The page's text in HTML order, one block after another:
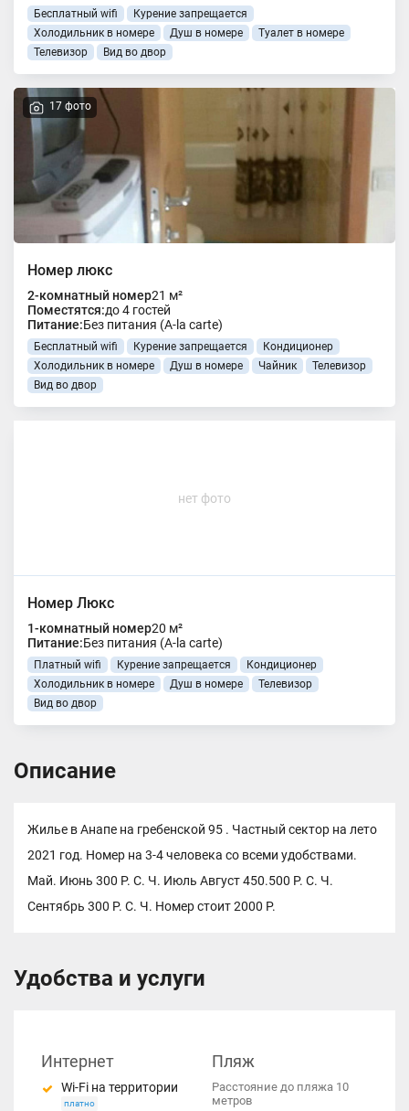
Бесплатный wifi
Курение запрещается
Холодильник в номере
Душ в номере
Туалет в номере
Телевизор
Вид во двор
17 фото
Номер люкс
2-комнатный номер21 м²
Поместятся:до 4 гостей
Питание:Без питания (A-la carte)
Бесплатный wifi Курение запрещается
Кондиционер
Холодильник в номере
Душ в номере Чайник
Телевизор
Вид во двор
нет фото
Номер Люкс
1-комнатный номер20 м²
Питание:Без питания (A-la carte)
Платный wifi Курение запрещается
Кондиционер
Холодильник в номере
Душ в номере
Телевизор
Вид во двор
Описание
Жилье в Анапе на гребенской 95 . Частный сектор на лето
2021 год. Номер на 3-4 человека со всеми удобствами.
Май. Июнь 300 Р. С. Ч. Июль Август 450.500 Р. С. Ч.
Сентябрь 300 Р. С. Ч. Номер стоит 2000 Р.
Удобства и услуги
Интернет
Wi-Fi на территории
платно
Пляж
Расстояние до пляжа 10
метров